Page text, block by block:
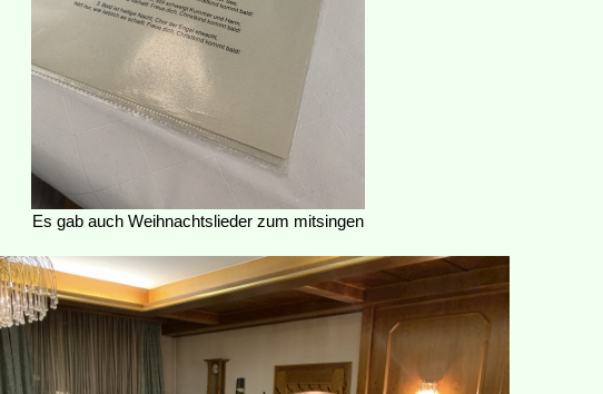
Es gab auch Weihnachtslieder zum mitsingen